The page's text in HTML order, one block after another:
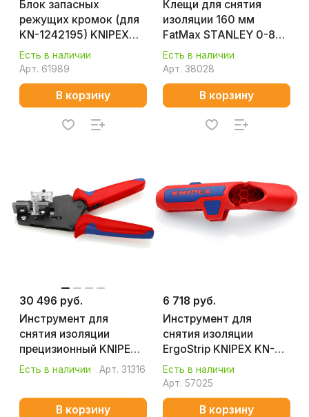
Блок запасных
режущих кромок (для
KN-1242195) KNIPEX
KN-124921
Есть в наличии
Арт. 61989
В корзину
Клещи для снятия
изоляции 160 мм
FatMax STANLEY 0-89-
873
Есть в наличии
Арт. 38028
В корзину
30 496 руб.
Инструмент для
снятия изоляции
прецизионный KNIPEX
KN-121202
Есть в наличии Арт. 31316
В корзину
6 718 руб.
Инструмент для
снятия изоляции
ErgoStrip KNIPEX KN-
169501SB
Есть в наличии
Арт. 57025
В корзину